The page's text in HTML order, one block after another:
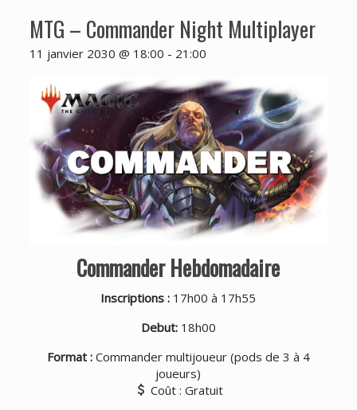
MTG – Commander Night Multiplayer
11 janvier 2030 @ 18:00 - 21:00
Commander Hebdomadaire
Inscriptions : 17h00 à 17h55
Debut:18h00
Format :Commander multijoueur (pods de 3 à 4
joueurs)
Coût : Gratuit